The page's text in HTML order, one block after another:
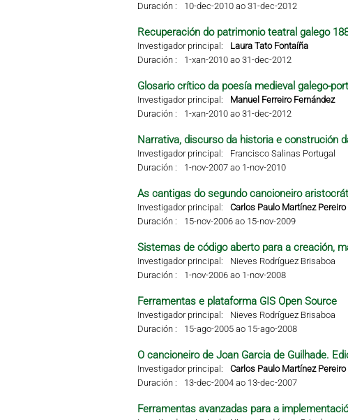
Duración :
10-dec-2010 ao 31-dec-2012
Recuperación do patrimonio teatral galego
Investigador principal:
Laura Tato Fontaíña
Duración :
1-xan-2010 ao 31-dec-2012
Glosario crítico da poesía medieval galego-
Investigador principal:
Manuel Ferreiro Fernández
Duración :
1-xan-2010 ao 31-dec-2012
Narrativa, discurso da historia e construción
Investigador principal:
Francisco Salinas Portugal
Duración :
1-nov-2007 ao 1-nov-2010
As cantigas do segundo cancioneiro
Investigador principal:
Carlos Paulo Martínez Pereiro
Duración :
15-nov-2006 ao 15-nov-2009
Sistemas de código aberto para a creación,
Investigador principal:
Nieves Rodríguez Brisaboa
Duración :
1-nov-2006 ao 1-nov-2008
Ferramentas e plataforma GIS Open Source
Investigador principal:
Nieves Rodríguez Brisaboa
Duración :
15-ago-2005 ao 15-ago-2008
O cancioneiro de Joan Garcia de Guilhade.
Investigador principal:
Carlos Paulo Martínez Pereiro
Duración :
13-dec-2004 ao 13-dec-2007
Ferramentas avanzadas para a